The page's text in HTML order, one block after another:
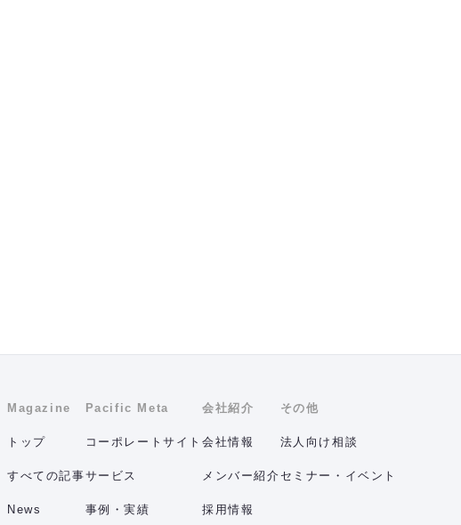
Magazine
トップ
すべての記事
News
Pacific Meta
コーポレートサイト
サービス
事例・実績
会社紹介
会社情報
メンバー紹介
採用情報
その他
法人向け相談
セミナー・イベント